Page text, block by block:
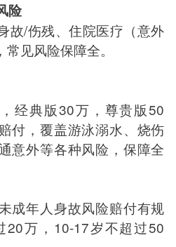
险
故/伤残、住院医疗（意外
见风险保障全。
经典版30万，尊贵版50
付，覆盖游泳溺水、烧伤
意外等各种风险，保障全
成年人身故风险赔付有规
20万，10-17岁不超过50